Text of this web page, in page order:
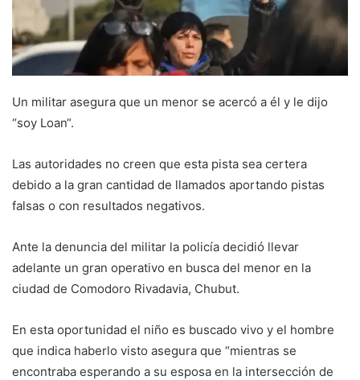
Un militar asegura que un menor se acercó a él y le dijo
“soy Loan“.
Las autoridades no creen que esta pista sea certera
debido a la gran cantidad de llamados aportando pistas
falsas o con resultados negativos.
Ante la denuncia del militar la policía decidió llevar
adelante un gran operativo en busca del menor en la
ciudad de Comodoro Rivadavia, Chubut.
En esta oportunidad el niño es buscado vivo y el hombre
que indica haberlo visto asegura que “mientras se
encontraba esperando a su esposa en la intersección de